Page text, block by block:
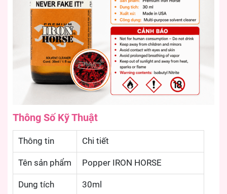
Thông Số Kỹ Thuật
Thông tin Chi tiết
Tên sản phẩm Popper IRON HORSE
Dung tích 30ml